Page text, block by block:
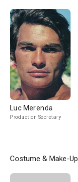
Luc Merenda
Production Secretary
Costume & Make-Up